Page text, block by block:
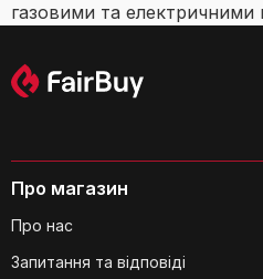
газовими та електричними
Про магазин
Про нас
Запитання та відповіді